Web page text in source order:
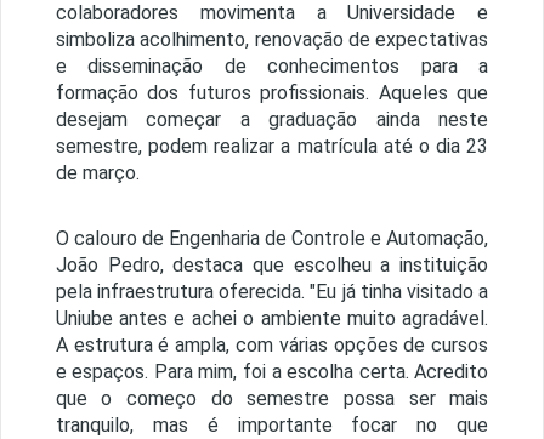
colaboradores movimenta a Universidade e
simboliza acolhimento, renovação de expectativas
e disseminação de conhecimentos para a
formação dos futuros profissionais. Aqueles que
desejam começar a graduação ainda neste
semestre, podem realizar a matrícula até o dia 23
de março.
O calouro de Engenharia de Controle e Automação,
João Pedro, destaca que escolheu a instituição
pela infraestrutura oferecida. "Eu já tinha visitado a
Uniube antes e achei o ambiente muito agradável.
A estrutura é ampla, com várias opções de cursos
e espaços. Para mim, foi a escolha certa. Acredito
que o começo do semestre possa ser mais
tranquilo, mas é importante focar no que